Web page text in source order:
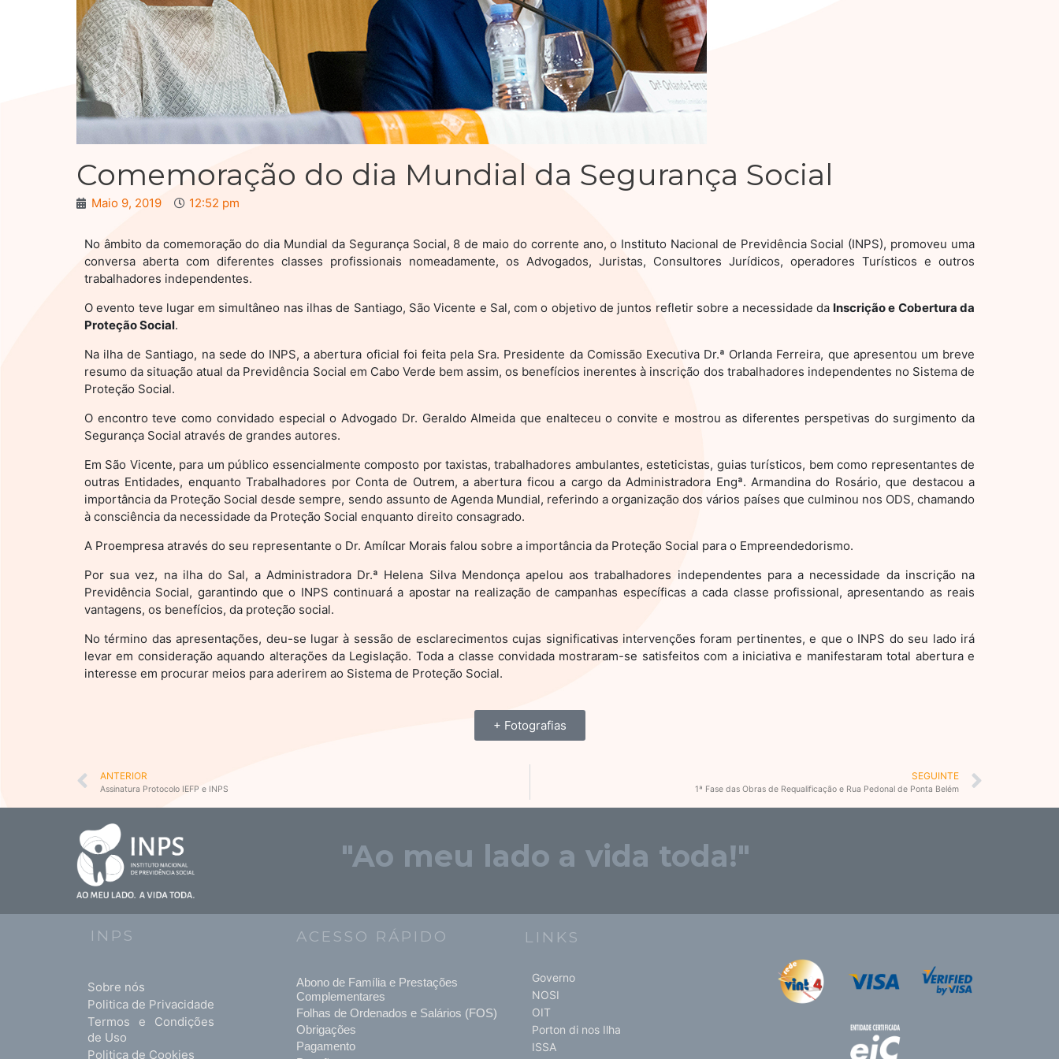
Comemoração do dia Mundial da Segurança Social
Maio 9, 2019 12:52 pm
No âmbito da comemoração do dia Mundial da Segurança Social, 8 de maio do corrente ano, o Instituto Nacional de Previdência Social (INPS), promoveu uma
conversa aberta com diferentes classes profissionais nomeadamente, os Advogados, Juristas, Consultores Jurídicos, operadores Turísticos e outros
trabalhadores independentes.
O evento teve lugar em simultâneo nas ilhas de Santiago, São Vicente e Sal, com o objetivo de juntos refletir sobre a necessidade da Inscrição e Cobertura da
Proteção Social.
Na ilha de Santiago, na sede do INPS, a abertura oficial foi feita pela Sra. Presidente da Comissão Executiva Dr.ª Orlanda Ferreira, que apresentou um breve
resumo da situação atual da Previdência Social em Cabo Verde bem assim, os benefícios inerentes à inscrição dos trabalhadores independentes no Sistema de
Proteção Social.
O encontro teve como convidado especial o Advogado Dr. Geraldo Almeida que enalteceu o convite e mostrou as diferentes perspetivas do surgimento da
Segurança Social através de grandes autores.
Em São Vicente, para um público essencialmente composto por taxistas, trabalhadores ambulantes, esteticistas, guias turísticos, bem como representantes de
outras Entidades, enquanto Trabalhadores por Conta de Outrem, a abertura ficou a cargo da Administradora Engª. Armandina do Rosário, que destacou a
importância da Proteção Social desde sempre, sendo assunto de Agenda Mundial, referindo a organização dos vários países que culminou nos ODS, chamando
à consciência da necessidade da Proteção Social enquanto direito consagrado.
A Proempresa através do seu representante o Dr. Amílcar Morais falou sobre a importância da Proteção Social para o Empreendedorismo.
Por sua vez, na ilha do Sal, a Administradora Dr.ª Helena Silva Mendonça apelou aos trabalhadores independentes para a necessidade da inscrição na
Previdência Social, garantindo que o INPS continuará a apostar na realização de campanhas específicas a cada classe profissional, apresentando as reais
vantagens, os benefícios, da proteção social.
No término das apresentações, deu-se lugar à sessão de esclarecimentos cujas significativas intervenções foram pertinentes, e que o INPS do seu lado irá
levar em consideração aquando alterações da Legislação. Toda a classe convidada mostraram-se satisfeitos com a iniciativa e manifestaram total abertura e
interesse em procurar meios para aderirem ao Sistema de Proteção Social.
+ Fotografias
Prev
ANTERIOR
Assinatura Protocolo IEFP e INPS
SEGUINTE
1ª Fase das Obras de Requalificação e Rua Pedonal de Ponta Belém
"Ao meu lado a vida toda!"
INPS
Sobre nós
Politica de Privacidade
Termos e Condições
de Uso
Politica de Cookies
ACESSO RÁPIDO
Abono de Família e Prestações
Complementares
Folhas de Ordenados e Salários (FOS)
Obrigações
Pagamento
LINKS
Governo
NOSI
OIT
Porton di nos Ilha
ISSA